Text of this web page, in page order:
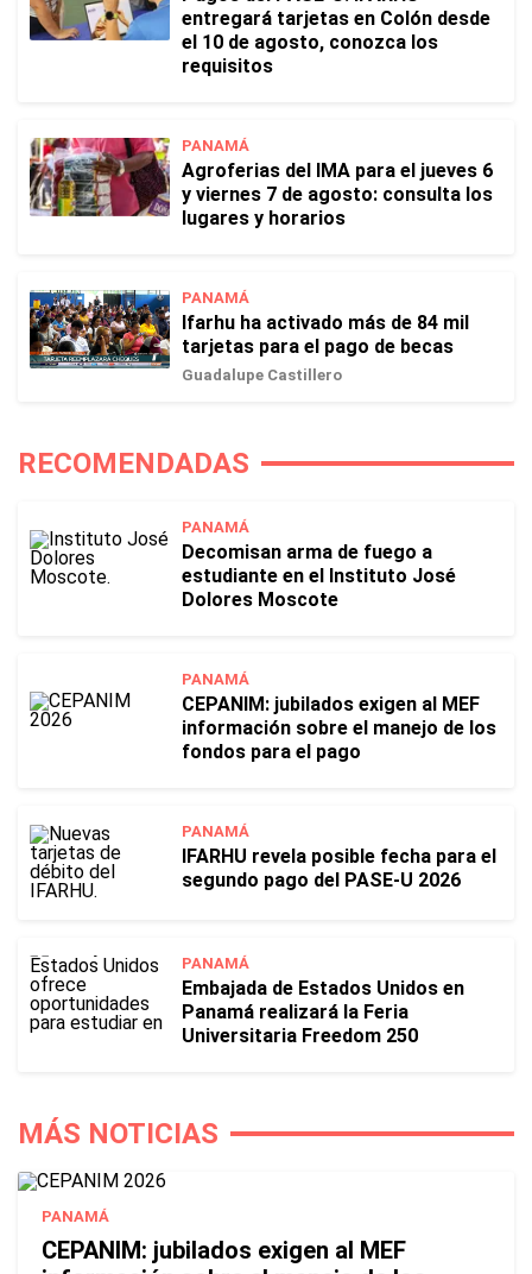
entregará tarjetas en Colón desde
el 10 de agosto, conozca los
requisitos
PANAMÁ
Agroferias del IMA para el jueves 6
y viernes 7 de agosto: consulta los
lugares y horarios
PANAMÁ
Ifarhu ha activado más de 84 mil
tarjetas para el pago de becas
Guadalupe Castillero
RECOMENDADAS
PANAMÁ
Decomisan arma de fuego a
estudiante en el Instituto José
Dolores Moscote
PANAMÁ
CEPANIM: jubilados exigen al MEF
información sobre el manejo de los
fondos para el pago
PANAMÁ
IFARHU revela posible fecha para el
segundo pago del PASE-U 2026
PANAMÁ
Embajada de Estados Unidos en
Panamá realizará la Feria
Universitaria Freedom 250
MÁS NOTICIAS
PANAMÁ
CEPANIM: jubilados exigen al MEF